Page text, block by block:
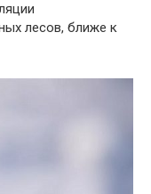
лесов, ближе к